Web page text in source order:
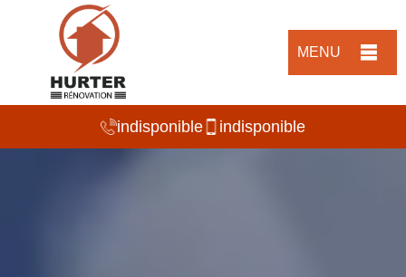
MENU
indisponible indisponible